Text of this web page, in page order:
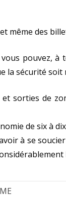
même des
pouvez,
la sécurité soit
sorties de
de six à
à se